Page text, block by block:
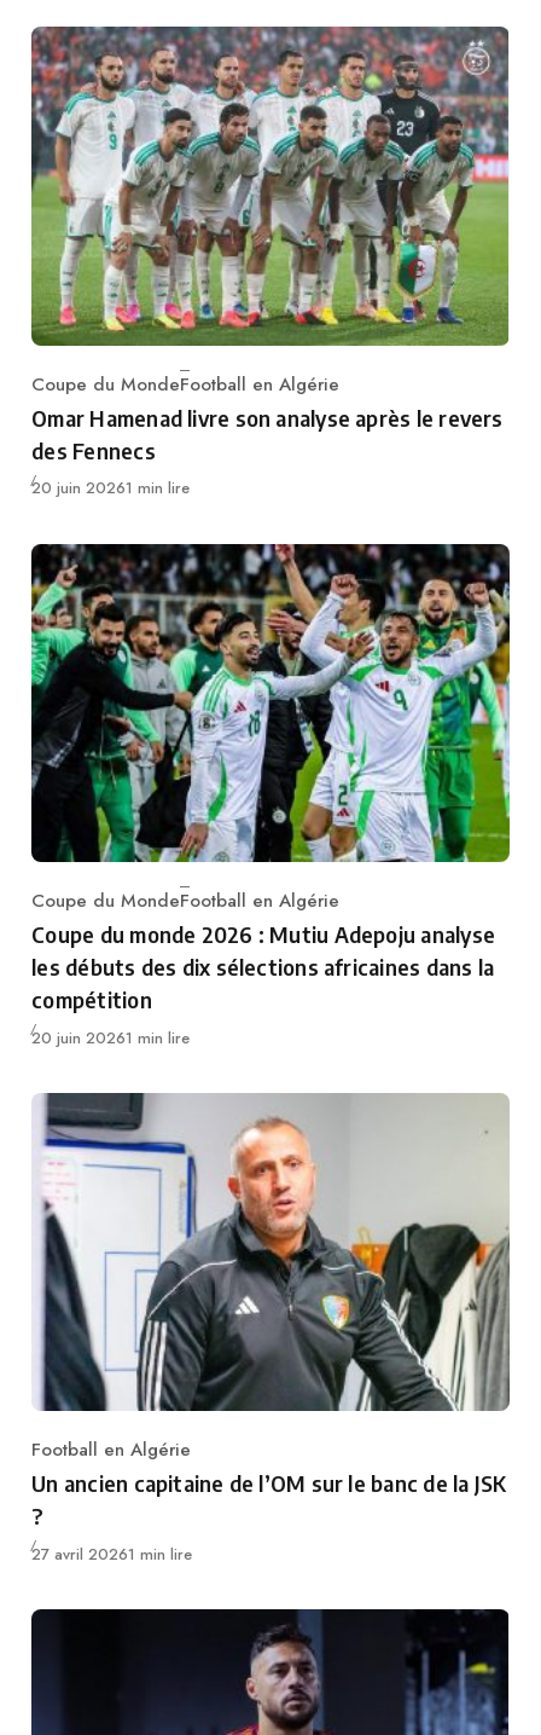
Category
Coupe du MondeFootball en Algérie
Omar Hamenad livre son analyse après le revers
des Fennecs
Publié
20 juin 20261 min lire
Category
Coupe du MondeFootball en Algérie
Coupe du monde 2026 : Mutiu Adepoju analyse
les débuts des dix sélections africaines dans la
compétition
Publié
20 juin 20261 min lire
Category
Football en Algérie
Un ancien capitaine de l’OM sur le banc de la JSK
?
Publié
27 avril 20261 min lire